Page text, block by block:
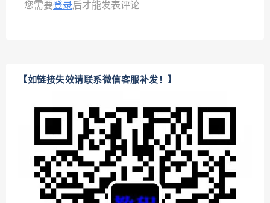
您需要登录后才能发表评论
【如链接失效请联系微信客服补发！】